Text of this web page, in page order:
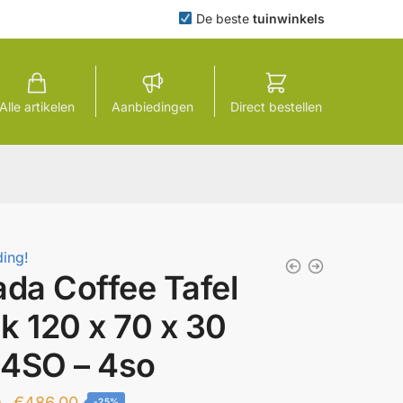
De beste tuinwinkels
Alle artikelen Aanbiedingen Direct bestellen
Coffee Tafel
120 x 70 x 30
– 4so